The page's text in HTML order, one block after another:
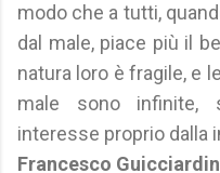
modo che a tutti,
dal male, piace più il
natura loro è fragile, e
male sono infinite,
interesse proprio dalla
Francesco